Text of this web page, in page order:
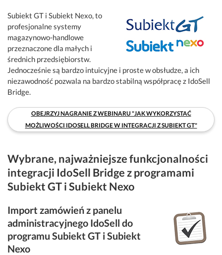
Subiekt GT i Subiekt Nexo, to
profesjonalne systemy
magazynowo-handlowe
przeznaczone dla małych i
średnich przedsiębiorstw.
Jednocześnie są bardzo intuicyjne i proste w obsłudze, a ich
niezawodność pozwala na bardzo stabilną współpracę z IdoSell
Bridge.
OBEJRZYJ NAGRANIE Z WEBINARU "JAK WYKORZYSTAĆ
MOŻLIWOŚCI IDOSELL BRIDGE W INTEGRACJI Z SUBIEKT GT"
Wybrane, najważniejsze funkcjonalności
integracji IdoSell Bridge z programami
Subiekt GT i Subiekt Nexo
Import zamówień z panelu
administracyjnego IdoSell do
programu Subiekt GT i Subiekt
Nexo